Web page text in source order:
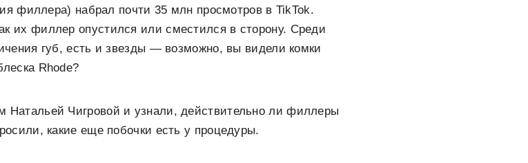
филлера) набрал почти 35 млн просмотров в TikTok.
их филлер опустился или сместился в сторону. Среди
губ, есть и звезды — возможно, вы видели комки
Rhode?
Натальей Чигровой и узнали, действительно ли филлеры
какие еще побочки есть у процедуры.